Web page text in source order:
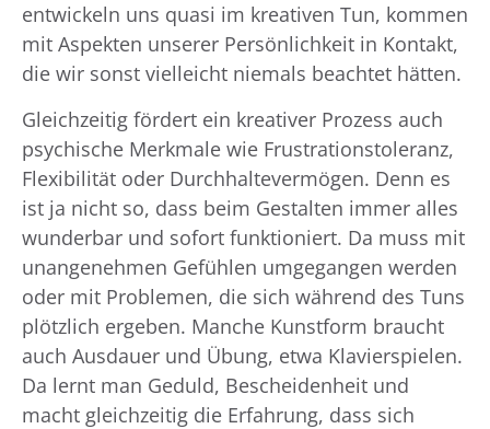
entwickeln uns quasi im kreativen Tun, kommen
mit Aspekten unserer Persönlichkeit in Kontakt,
die wir sonst vielleicht niemals beachtet hätten.
Gleichzeitig fördert ein kreativer Prozess auch
psychische Merkmale wie Frustrationstoleranz,
Flexibilität oder Durchhaltevermögen. Denn es
ist ja nicht so, dass beim Gestalten immer alles
wunderbar und sofort funktioniert. Da muss mit
unangenehmen Gefühlen umgegangen werden
oder mit Problemen, die sich während des Tuns
plötzlich ergeben. Manche Kunstform braucht
auch Ausdauer und Übung, etwa Klavierspielen.
Da lernt man Geduld, Bescheidenheit und
macht gleichzeitig die Erfahrung, dass sich